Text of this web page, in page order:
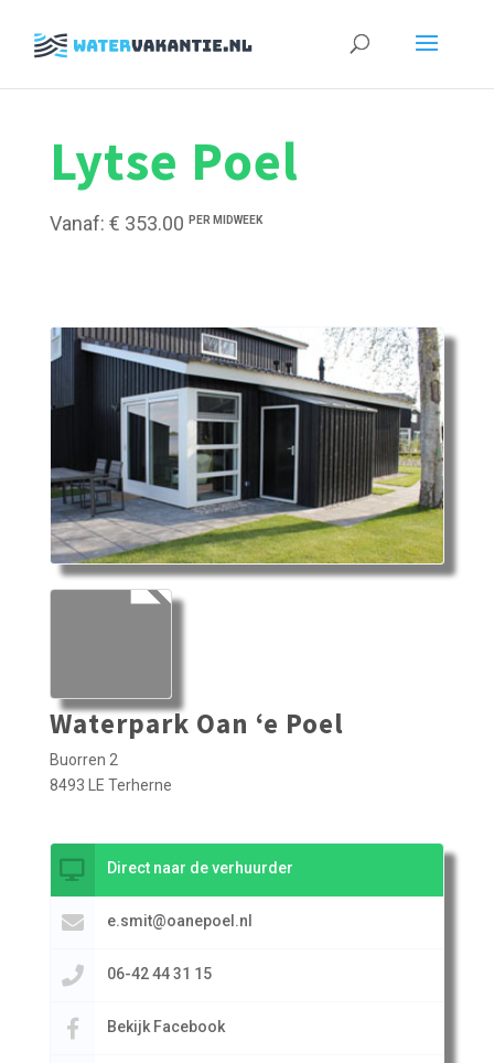
Zoeken
Lytse Poel
Vanaf: € 353.00 PER MIDWEEK
Waterpark Oan ‘e Poel
Buorren 2
8493 LE Terherne
Direct naar de verhuurder
e.smit@oanepoel.nl
06-42 44 31 15
Bekijk Facebook